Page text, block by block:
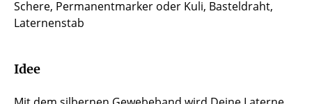
Schere, Permanentmarker oder Kuli, Basteldraht,
Laternenstab
Idee